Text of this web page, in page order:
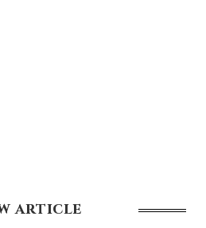
article